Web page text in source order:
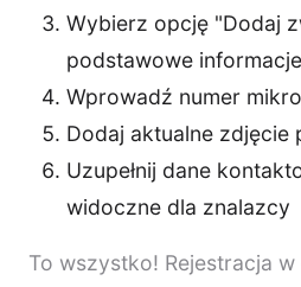
Wybierz opcję "Dodaj
podstawowe informacje
Wprowadź numer
Dodaj aktualne zdjęcie
Uzupełnij dane
widoczne dla znalazcy
To wszystko! Rejestracja w